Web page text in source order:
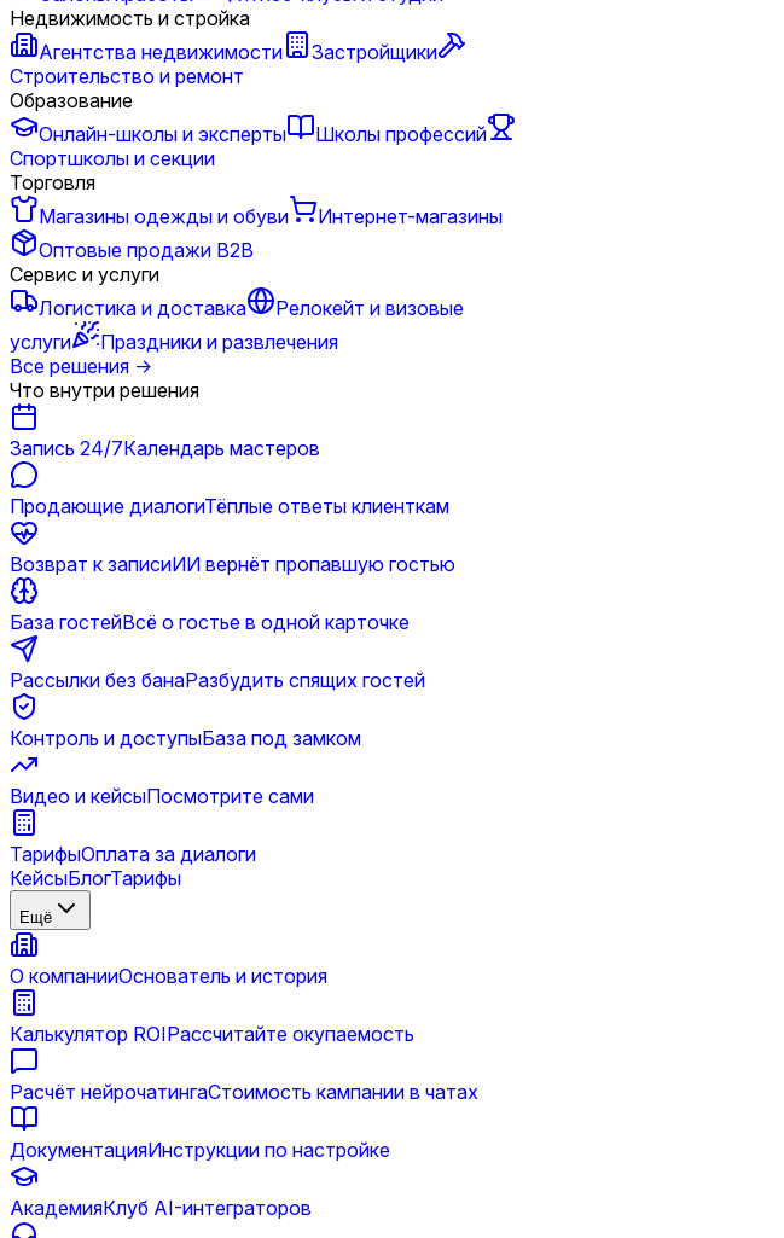
Недвижимость и стройка
Агентства недвижимости
Застройщики
Строительство и ремонт
Образование
Онлайн-школы и эксперты
Школы профессий
Спортшколы и секции
Торговля
Магазины одежды и обуви
Интернет-магазины
Оптовые продажи B2B
Сервис и услуги
Логистика и доставка
Релокейт и визовые
услуги
Праздники и развлечения
Все решения →
Что внутри решения
Запись 24/7Календарь мастеров
Продающие диалогиТёплые ответы клиенткам
Возврат к записиИИ вернёт пропавшую гостью
База гостейВсё о гостье в одной карточке
Рассылки без банаРазбудить спящих гостей
Контроль и доступыБаза под замком
Видео и кейсыПосмотрите сами
ТарифыОплата за диалоги
КейсыБлогТарифы
Ещё
О компанииОснователь и история
Калькулятор ROIРассчитайте окупаемость
Расчёт нейрочатингаСтоимость кампании в чатах
ДокументацияИнструкции по настройке
АкадемияКлуб AI-интеграторов